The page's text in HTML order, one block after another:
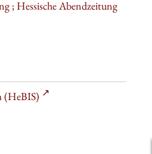
; Hessische Abendzeitung
(HeBIS)